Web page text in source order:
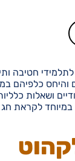
לתלמידי חטיבה
והיחס כלפיהם
ושאלות
במיוחד לקראת